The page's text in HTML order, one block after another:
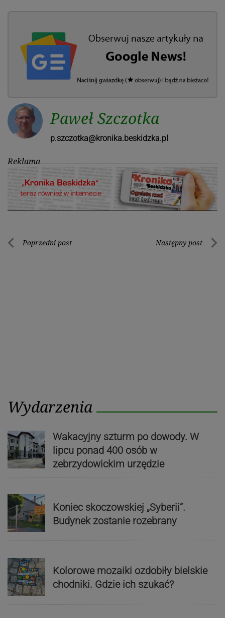
Paweł Szczotka
p.szczotka@kronika.beskidzka.pl
Reklama
Nawigacja
Poprzedni post Następny post
Wydarzenia
Wakacyjny szturm po dowody. W
lipcu ponad 400 osób w
zebrzydowickim urzędzie
Koniec skoczowskiej „Syberii”.
Budynek zostanie rozebrany
Kolorowe mozaiki ozdobiły bielskie
chodniki. Gdzie ich szukać?